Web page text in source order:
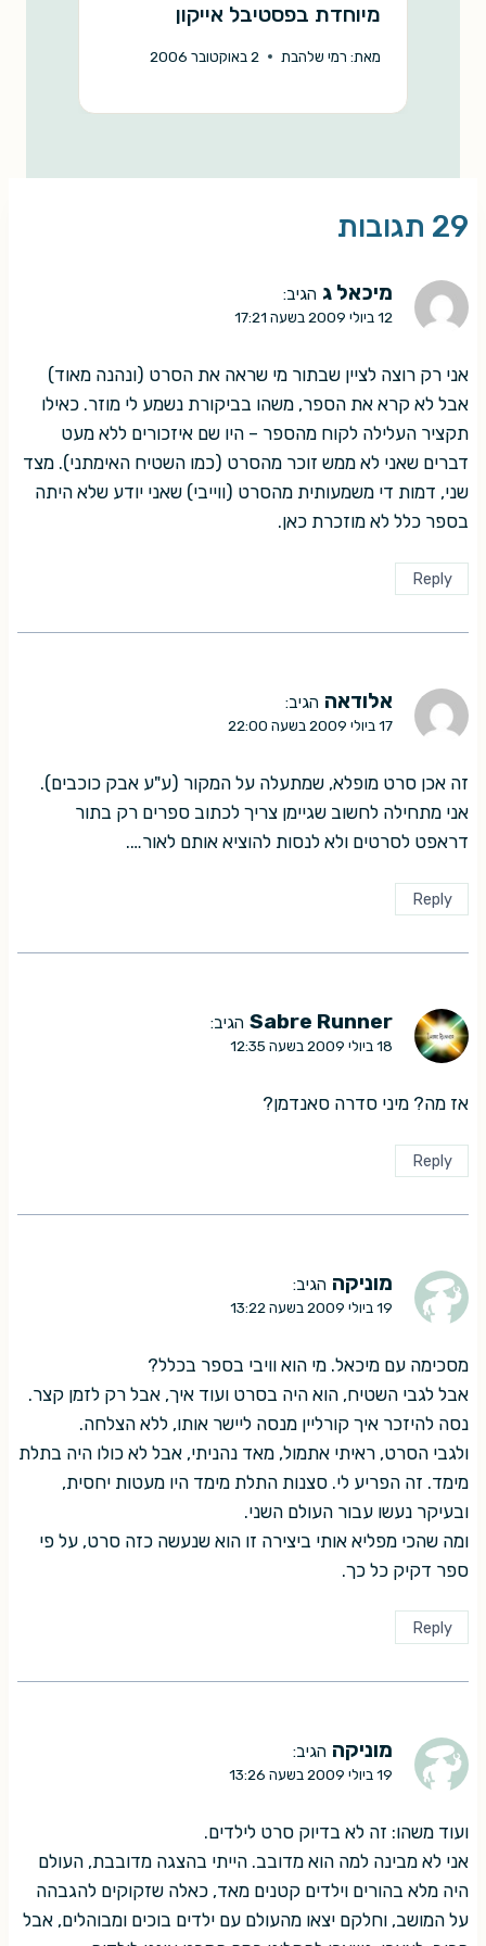
מיוחדת בפסטיבל אייקון
מאת: רמי שלהבת 2 באוקטובר 2006
29 תגובות
מיכאל ג הגיב:
12 ביולי 2009 בשעה 17:21
אני רק רוצה לציין שבתור מי שראה את הסרט (ונהנה מאוד)
אבל לא קרא את הספר, משהו בביקורת נשמע לי מוזר. כאילו
תקציר העלילה לקוח מהספר – היו שם איזכורים ללא מעט
דברים שאני לא ממש זוכר מהסרט (כמו השטיח האימתני). מצד
שני, דמות די משמעותית מהסרט (ווייבי) שאני יודע שלא היתה
בספר כלל לא מוזכרת כאן.
Reply
אלודאה הגיב:
17 ביולי 2009 בשעה 22:00
זה אכן סרט מופלא, שמתעלה על המקור (ע"ע אבק כוכבים).
אני מתחילה לחשוב שגיימן צריך לכתוב ספרים רק בתור
דראפט לסרטים ולא לנסות להוציא אותם לאור….
Reply
Sabre Runner הגיב:
18 ביולי 2009 בשעה 12:35
אז מה? מיני סדרה סאנדמן?
Reply
מוניקה הגיב:
19 ביולי 2009 בשעה 13:22
מסכימה עם מיכאל. מי הוא וויבי בספר בכלל?
אבל לגבי השטיח, הוא היה בסרט ועוד איך, אבל רק לזמן קצר.
נסה להיזכר איך קורליין מנסה ליישר אותו, ללא הצלחה.
ולגבי הסרט, ראיתי אתמול, מאד נהניתי, אבל לא כולו היה בתלת
מימד. זה הפריע לי. סצנות התלת מימד היו מעטות יחסית,
ובעיקר נעשו עבור העולם השני.
ומה שהכי מפליא אותי ביצירה זו הוא שנעשה כזה סרט, על פי
ספר דקיק כל כך.
Reply
מוניקה הגיב:
19 ביולי 2009 בשעה 13:26
ועוד משהו: זה לא בדיוק סרט לילדים.
אני לא מבינה למה הוא מדובב. הייתי בהצגה מדובבת, העולם
היה מלא בהורים וילדים קטנים מאד, כאלה שזקוקים להגבהה
על המושב, וחלקם יצאו מהעולם עם ילדים בוכים ומבוהלים, אבל